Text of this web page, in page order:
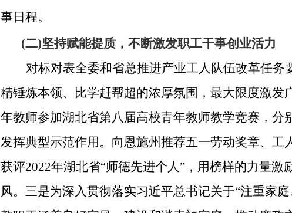
事日程。
(二)坚持赋能提质，不断激发职工干事创业活力
对标对表全委和省总推进产业工人队伍改革任
精锤炼本领、比学赶帮超的浓厚氛围，最大限度激
年教师参加湖北省第八届高校青年教师教学竞赛，
发挥典型示范作用。向恩施州推荐五一劳动奖章、工
获评2022年湖北省“师德先进个人”，用榜样的力量
风。三是为深入贯彻落实习近平总书记关于“注重家